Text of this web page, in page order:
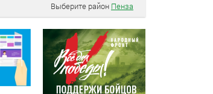
Выберите район Пенза